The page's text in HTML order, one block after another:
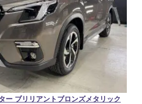
ー ブリリアントブロンズメタリック